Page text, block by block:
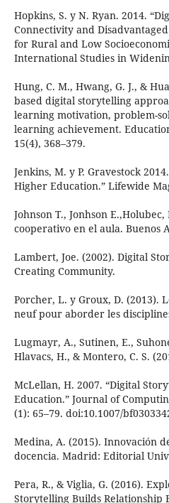
Hopkins, S. y N. Ryan. 2014.
Connectivity and
for Rural and Low
International Studies in
Hung, C. M., Hwang, G. J., &
based digital storytelling
learning motivation, problem-
learning achievement.
15(4), 368–379.
Jenkins, M. y P. Gravestock
Higher Education.” Lifewide
Johnson T., Jonhson
cooperativo en el aula. Buenos
Lambert, Joe. (2002). Digital
Creating Community.
Porcher, L. y Groux, D. (2013).
neuf pour aborder les
Lugmayr, A., Sutinen, E.,
Hlavacs, H., & Montero, C. S.
McLellan, H. 2007. “Digital
Education.” Journal of
(1): 65–79. doi:10.1007/
Medina, A. (2015). Innovación
docencia. Madrid: Editorial
Pera, R., & Viglia, G. (2016).
Storytelling Builds Relationship